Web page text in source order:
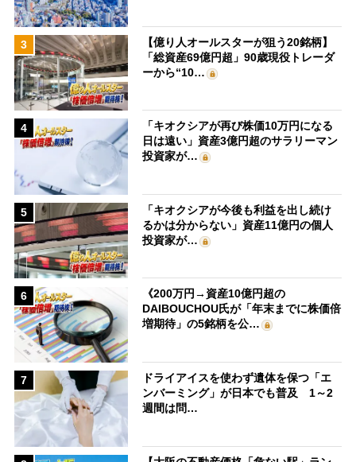
3
【億り人オールスターが狙う20銘柄】
「総資産69億円超」90歳現役トレーダ
ーから“10…
4
「キオクシアが再び株価10万円になる
日は遠い」資産3億円超のサラリーマン
投資家が…
5
「キオクシアが今後も利益を出し続け
るかは分からない」資産11億円の個人
投資家が…
6
《200万円→資産10億円超の
DAIBOUCHOU氏が「年末までに株価倍
増期待」の5銘柄を公…
7
ドライアイスを使わず遺体を保つ「エ
ンバーミング」が日本でも普及 1～2
週間は問…